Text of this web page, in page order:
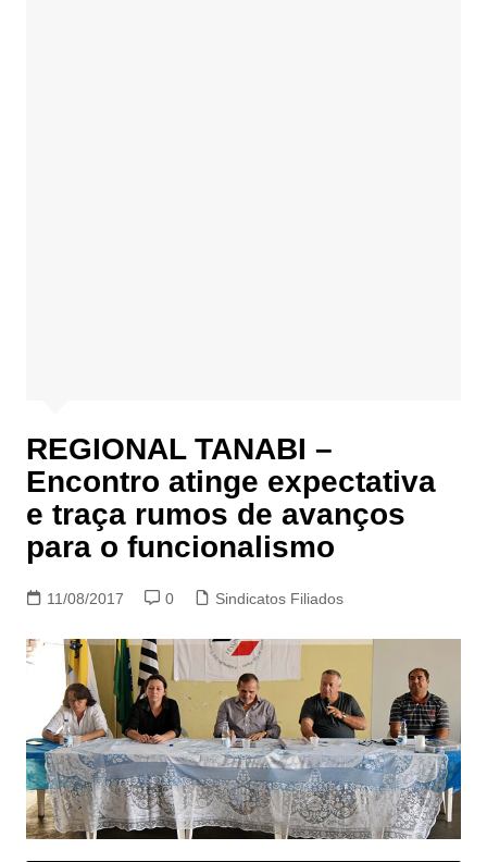
REGIONAL TANABI –
Encontro atinge expectativa
e traça rumos de avanços
para o funcionalismo
11/08/2017 0 Sindicatos Filiados